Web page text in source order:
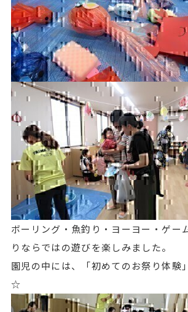
ボーリング・魚釣り・ヨーヨー・ゲー
りならではの遊びを楽しみました。
園児の中には、「初めてのお祭り体験
☆